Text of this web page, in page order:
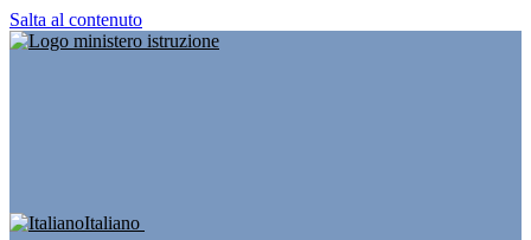
Salta al contenuto
Italiano